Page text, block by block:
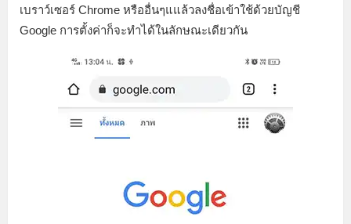
เบราว์เซอร์ Chrome หรืออื่นๆแแล้วลงชื่อเข้าใช้ด้วยบัญชี
Google การตั้งค่าก็จะทำได้ในลักษณะเดียวกัน